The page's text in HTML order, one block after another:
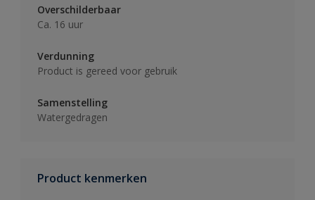
Overschilderbaar
Ca. 16 uur
Verdunning
Product is gereed voor gebruik
Samenstelling
Watergedragen
Product kenmerken